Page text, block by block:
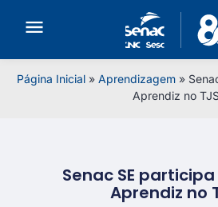
Página Inicial » Aprendizagem »
Aprendiz no
Senac SE
Aprendiz no